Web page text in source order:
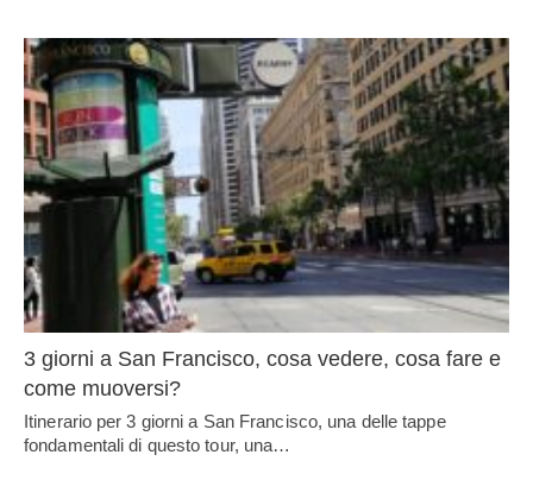
3 giorni a San Francisco, cosa vedere, cosa fare e
come muoversi?
Itinerario per 3 giorni a San Francisco, una delle tappe
fondamentali di questo tour, una…